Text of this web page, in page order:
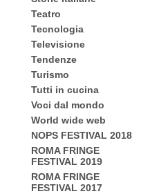
Teatro
Tecnologia
Televisione
Tendenze
Turismo
Tutti in cucina
Voci dal mondo
World wide web
NOPS FESTIVAL 2018
ROMA FRINGE
FESTIVAL 2019
ROMA FRINGE
FESTIVAL 2017